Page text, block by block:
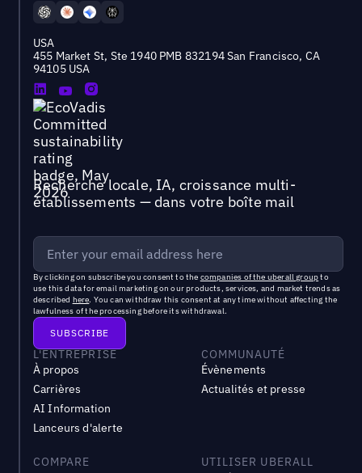
USA
455 Market St, Ste 1940 PMB 832194 San Francisco, CA
94105 USA
Recherche locale, IA, croissance multi-
établissements — dans votre boîte mail
By clicking on subscribe you consent to the companies of the uberall groupto
use this data for email marketing on our products, services, and market trends as
described here. You can withdraw this consent at any time without affecting the
lawfulness of the processing before its withdrawal.
L'ENTREPRISE
À propos
Carrières
AI Information
Lanceurs d'alerte
COMMUNAUTÉ
Évènements
Actualités et presse
COMPARE
UTILISER UBERALL